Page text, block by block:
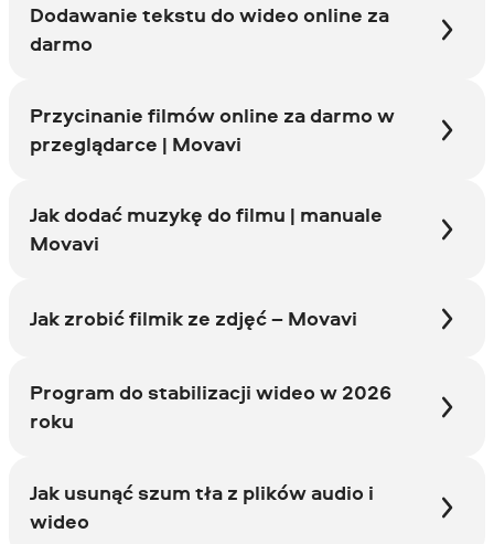
Dodawanie tekstu do wideo online za
darmo
Przycinanie filmów online za darmo w
przeglądarce | Movavi
Jak dodać muzykę do filmu | manuale
Movavi
Jak zrobić filmik ze zdjęć – Movavi
Program do stabilizacji wideo w 2026
roku
Jak usunąć szum tła z plików audio i
wideo